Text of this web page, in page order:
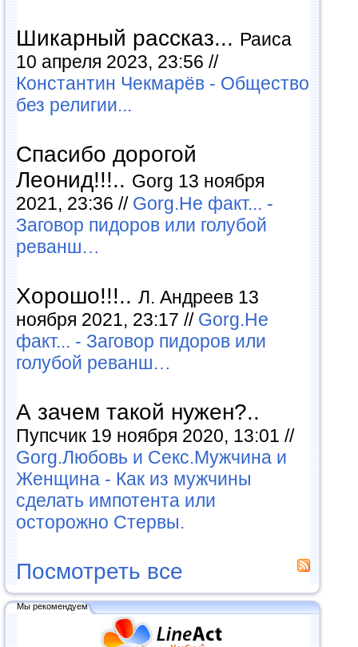
Шикарный рассказ... Раиса
10 апреля 2023, 23:56 //
Константин Чекмарёв - Общество
без религии...
Спасибо дорогой
Леонид!!!.. Gorg 13 ноября
2021, 23:36 // Gorg.Не факт... -
Заговор пидоров или голубой
реванш…
Хорошо!!!.. Л. Андреев 13
ноября 2021, 23:17 // Gorg.Не
факт... - Заговор пидоров или
голубой реванш…
А зачем такой нужен?..
Пупсчик 19 ноября 2020, 13:01 //
Gorg.Любовь и Секс.Мужчина и
Женщина - Как из мужчины
сделать импотента или
осторожно Стервы.
Посмотреть все
Мы рекомендуем